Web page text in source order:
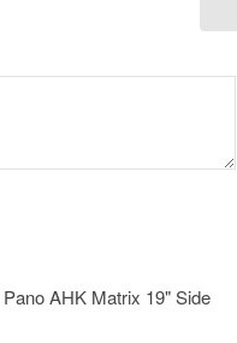
AHK Matrix 19" Side